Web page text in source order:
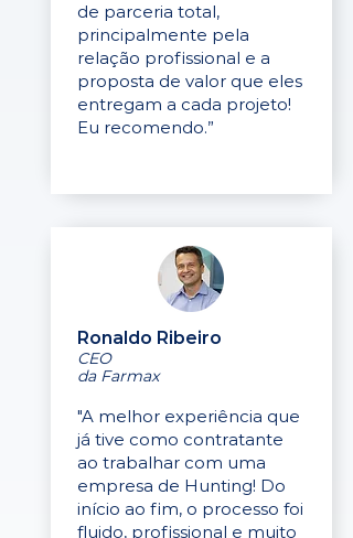
de parceria total,
principalmente pela
relação profissional e a
proposta de valor que eles
entregam a cada projeto!
Eu recomendo.”
Ronaldo Ribeiro
CEO
da Farmax
"A melhor experiência que
já tive como contratante
ao trabalhar com uma
empresa de Hunting! Do
início ao fim, o processo foi
fluido, profissional e muito